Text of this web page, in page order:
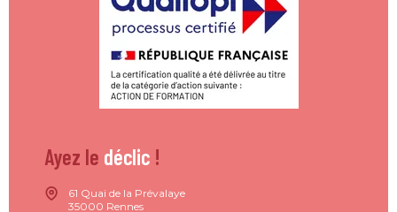
Ayez le déclic !
61 Quai de la Prévalaye
35000 Rennes